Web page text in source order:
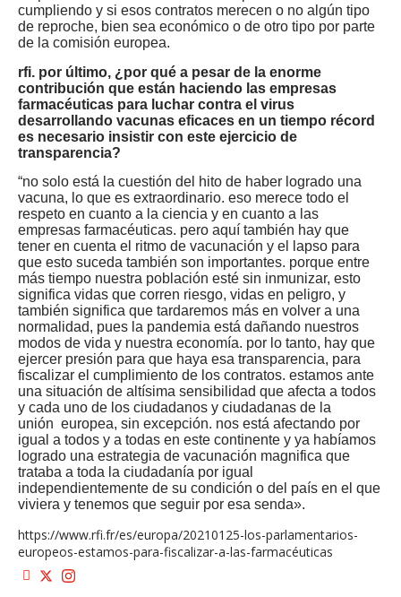
cumpliendo y si esos contratos merecen o no algún tipo
de reproche, bien sea económico o de otro tipo por parte
de la comisión europea.
rfi. por último, ¿por qué a pesar de la enorme
contribución que están haciendo las empresas
farmacéuticas para luchar contra el virus
desarrollando vacunas eficaces en un tiempo récord
es necesario insistir con este ejercicio de
transparencia?
“no solo está la cuestión del hito de haber logrado una
vacuna, lo que es extraordinario. eso merece todo el
respeto en cuanto a la ciencia y en cuanto a las
empresas farmacéuticas. pero aquí también hay que
tener en cuenta el ritmo de vacunación y el lapso para
que esto suceda también son importantes. porque entre
más tiempo nuestra población esté sin inmunizar, esto
significa vidas que corren riesgo, vidas en peligro, y
también significa que tardaremos más en volver a una
normalidad, pues la pandemia está dañando nuestros
modos de vida y nuestra economía. por lo tanto, hay que
ejercer presión para que haya esa transparencia, para
fiscalizar el cumplimiento de los contratos. estamos ante
una situación de altísima sensibilidad que afecta a todos
y cada uno de los ciudadanos y ciudadanas de la
unión europea, sin excepción. nos está afectando por
igual a todos y a todas en este continente y ya habíamos
logrado una estrategia de vacunación magnifica que
trataba a toda la ciudadanía por igual
independientemente de su condición o del país en el que
viviera y tenemos que seguir por esa senda».
https://www.rfi.fr/es/europa/20210125-los-parlamentarios-
europeos-estamos-para-fiscalizar-a-las-farmacéuticas